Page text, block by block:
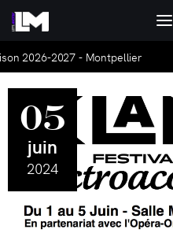
2026-2027 - Montpellier
Let's Motiv
Let's Motiv est un
gratuit, qui traite de
Agenda
Hors-série
Articles
05
juin
2024